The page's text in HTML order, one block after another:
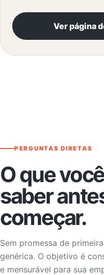
Ver página
PERGUNTAS DIRETAS
O que
saber
começar.
Sem promessa de
genérica. O objetivo é
e mensurável para sua